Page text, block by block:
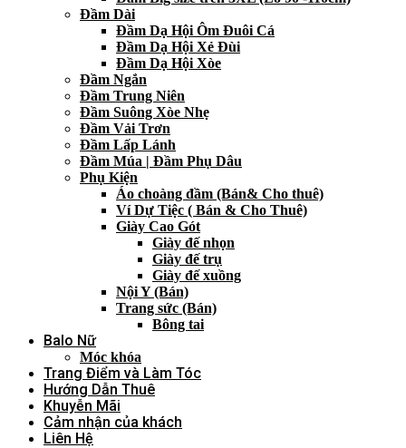
Đầm Dài
Đầm Dạ Hội Ôm Đuôi Cá
Đầm Dạ Hội Xẻ Đùi
Đầm Dạ Hội Xòe
Đầm Ngắn
Đầm Trung Niên
Đầm Suông Xòe Nhẹ
Đầm Vải Trơn
Đầm Lấp Lánh
Đầm Múa | Đầm Phụ Dâu
Phụ Kiện
Áo choàng đầm (Bán& Cho thuê)
Ví Dự Tiệc ( Bán & Cho Thuê)
Giày Cao Gót
Giày đế nhọn
Giày đế trụ
Giày đế xuồng
Nội Y (Bán)
Trang sức (Bán)
Bông tai
Balo Nữ
Móc khóa
Trang Điểm và Làm Tóc
Hướng Dẫn Thuê
Khuyễn Mãi
Cảm nhận của khách
Liên Hệ